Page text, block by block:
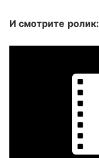
И смотрите ролик: